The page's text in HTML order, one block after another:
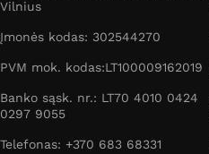
Vilnius
Įmonės kodas: 302544270
PVM mok. kodas:LT100009162019
Banko sąsk. nr.: LT70 4010 0424
0297 9055
Telefonas: +370 683 68331